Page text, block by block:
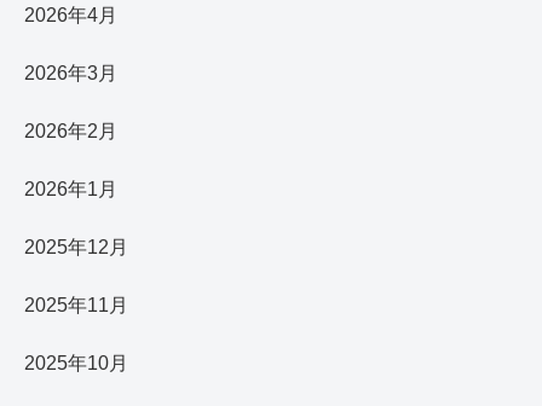
2026年4月
2026年3月
2026年2月
2026年1月
2025年12月
2025年11月
2025年10月